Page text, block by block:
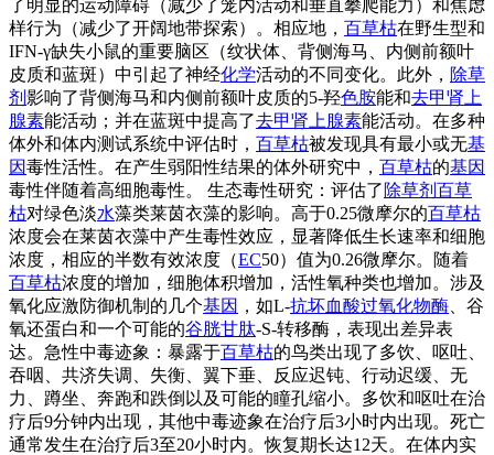
了明显的运动障碍（减少了笼内活动和垂直攀爬能力）和焦虑
样行为（减少了开阔地带探索）。相应地， 百草枯在野生型和
IFN-γ缺失小鼠的重要脑区（纹状体、背侧海马、内侧前额叶
皮质和蓝斑）中引起了神经化学活动的不同变化。此外， 除草
剂 影响了背侧海马和内侧前额叶皮质的5-羟色胺能和去甲肾上
腺素能活动；并在蓝斑中提高了去甲肾上腺素能活动。在多种
体外和体内测试系统中评估时， 百草枯被发现具有最小或无基
因毒性活性。在产生弱阳性结果的体外研究中， 百草枯的基因
毒性伴随着高细胞毒性。 生态毒性研究：评估了 除草剂 百草
枯对绿色淡水藻类莱茵衣藻的影响。高于0.25微摩尔的百草枯
浓度会在莱茵衣藻中产生毒性效应，显著降低生长速率和细胞
浓度，相应的半数有效浓度（EC50）值为0.26微摩尔。随着
百草枯浓度的增加，细胞体积增加，活性氧种类也增加。涉及
氧化应激防御机制的几个基因 ，如L-抗坏血酸过氧化物酶 、谷
氧还蛋白和一个可能的谷胱甘肽-S-转移酶，表现出差异表
达。急性中毒迹象：暴露于百草枯的鸟类出现了多饮、呕吐、
吞咽、共济失调、失衡、翼下垂、反应迟钝、行动迟缓、无
力、蹲坐、奔跑和跌倒以及可能的瞳孔缩小。多饮和呕吐在治
疗后9分钟内出现，其他中毒迹象在治疗后3小时内出现。死亡
通常发生在治疗后3至20小时内。恢复期长达12天。在体内实